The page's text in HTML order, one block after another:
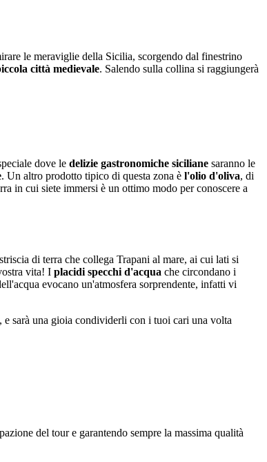
le meraviglie della Sicilia, scorgendo dal finestrino
città medievale. Salendo sulla collina si raggiungerà
dove le delizie gastronomiche siciliane saranno le
. Un altro prodotto tipico di questa zona è l'olio d'oliva, di
in cui siete immersi è un ottimo modo per conoscere a
di terra che collega Trapani al mare, ai cui lati si
vita! I placidi specchi d'acqua che circondano i
evocano un'atmosfera sorprendente, infatti vi
sarà una gioia condividerli con i tuoi cari una volta
del tour e garantendo sempre la massima qualità